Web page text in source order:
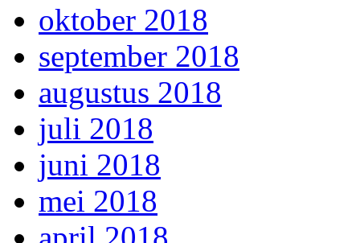
oktober 2018
september 2018
augustus 2018
juli 2018
juni 2018
mei 2018